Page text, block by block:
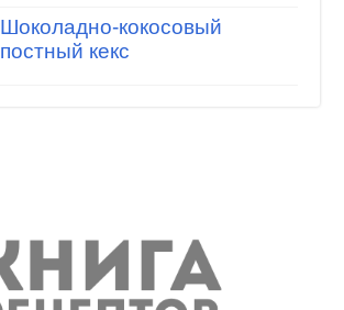
Шоколадно-кокосовый
постный кекс